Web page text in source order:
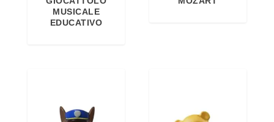
l
1
MUSICALE
EDUCATIVO